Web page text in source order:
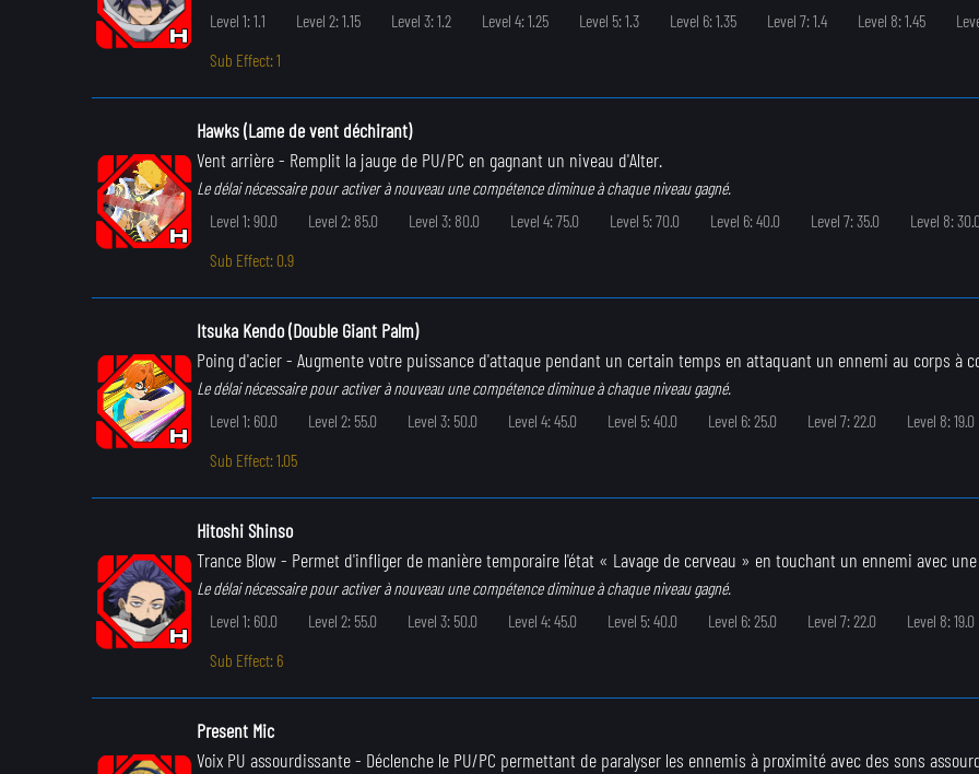
Level 1: 1.1
Level 2: 1.15 Level 3: 1.2 Level 4: 1.25 Level 5: 1.3 Level 6: 1.35 Level 7: 1.4 Level 8: 1.45
Sub Effect: 1
Hawks (Lame de vent déchirant)
Vent arrière- Remplit la jauge de PU/PC en gagnant un niveau d'Alter.
Le délai nécessaire pour activer à nouveau une compétence diminue à chaque niveau gagné.
Level 1: 90.0
Level 2: 85.0 Level 3: 80.0 Level 4: 75.0 Level 5: 70.0 Level 6: 40.0 Level 7: 35.0 Level 8: 30.0
Sub Effect: 0.9
Itsuka Kendo (Double Giant Palm)
Poing d'acier- Augmente votre puissance d'attaque pendant un certain temps en attaquant un ennemi au corps à
Le délai nécessaire pour activer à nouveau une compétence diminue à chaque niveau gagné.
Level 1: 60.0
Level 2: 55.0 Level 3: 50.0 Level 4: 45.0 Level 5: 40.0 Level 6: 25.0 Level 7: 22.0 Level 8: 19.0
Sub Effect: 1.05
Hitoshi Shinso
Trance Blow- Permet d'infliger de manière temporaire l'état « Lavage de cerveau » en touchant un ennemi avec
Le délai nécessaire pour activer à nouveau une compétence diminue à chaque niveau gagné.
Level 1: 60.0
Level 2: 55.0 Level 3: 50.0 Level 4: 45.0 Level 5: 40.0 Level 6: 25.0 Level 7: 22.0 Level 8: 19.0
Sub Effect: 6
Present Mic
Voix PU assourdissante- Déclenche le PU/PC permettant de paralyser les ennemis à proximité avec des sons